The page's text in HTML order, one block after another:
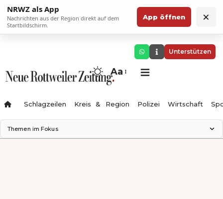
NRWZ als App
Nachrichten aus der Region direkt auf dem
Startbildschirm.
App öffnen ×
Unterstützen
Aa
Schlagzeilen Kreis & Region Polizei Wirtschaft
Themen im Fokus